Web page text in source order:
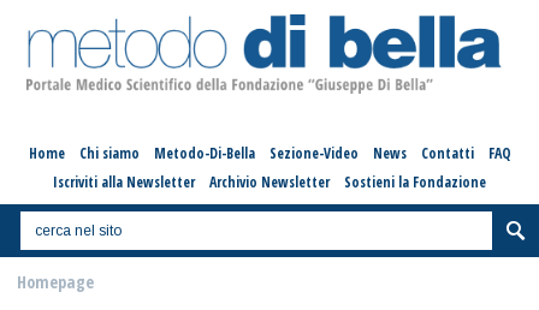
Home Chi siamo Metodo-Di-Bella Sezione-Video News Contatti
FAQ
Iscriviti alla Newsletter
Archivio Newsletter Sostieni la Fondazione
Homepage